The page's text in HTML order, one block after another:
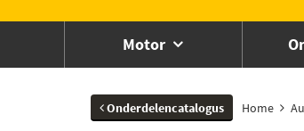
Motor
Onderdelencatalogus Home